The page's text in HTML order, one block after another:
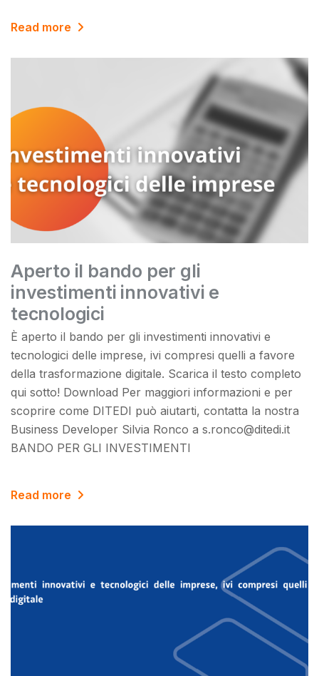
Read more
Aperto il bando per gli
investimenti innovativi e
tecnologici
È aperto il bando per gli investimenti innovativi e
tecnologici delle imprese, ivi compresi quelli a favore
della trasformazione digitale. Scarica il testo completo
qui sotto! Download Per maggiori informazioni e per
scoprire come DITEDI può aiutarti, contatta la nostra
Business Developer Silvia Ronco a s.ronco@ditedi.it
BANDO PER GLI INVESTIMENTI
Read more